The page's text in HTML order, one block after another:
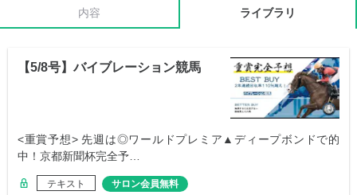
内容 ライブラリ
【5/8号】バイブレーション競馬
<重賞予想> 先週は◎ワールドプレミア▲ディープボンドで的
中！京都新聞杯完全予…
テキスト サロン会員無料